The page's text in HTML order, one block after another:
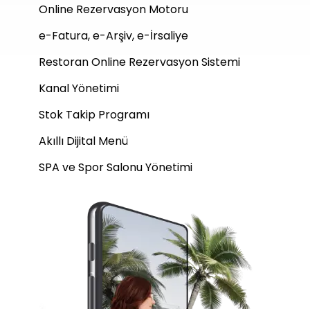
Online Rezervasyon Motoru
e-Fatura, e-Arşiv, e-İrsaliye
Restoran Online Rezervasyon Sistemi
Kanal Yönetimi
Stok Takip Programı
Akıllı Dijital Menü
SPA ve Spor Salonu Yönetimi